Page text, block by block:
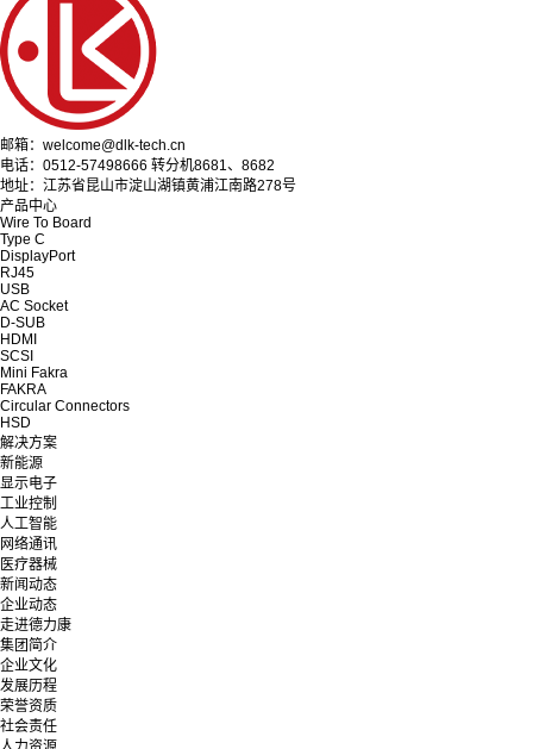
邮箱：welcome@dlk-tech.cn
电话：0512-57498666 转分机8681、8682
地址：江苏省昆山市淀山湖镇黄浦江南路278号
产品中心
Wire To Board
Type C
DisplayPort
RJ45
USB
AC Socket
D-SUB
HDMI
SCSI
Mini Fakra
FAKRA
Circular Connectors
HSD
解决方案
新能源
显示电子
工业控制
人工智能
网络通讯
医疗器械
新闻动态
企业动态
走进德力康
集团简介
企业文化
发展历程
荣誉资质
社会责任